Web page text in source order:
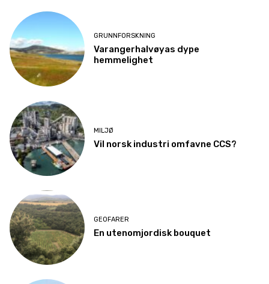
GRUNNFORSKNING
Varangerhalvøyas dype
hemmelighet
MILJØ
Vil norsk industri omfavne CCS?
GEOFARER
En utenomjordisk bouquet